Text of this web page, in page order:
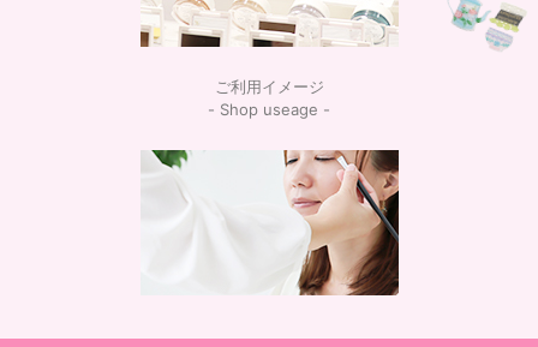
ご利用イメージ
- Shop useage -